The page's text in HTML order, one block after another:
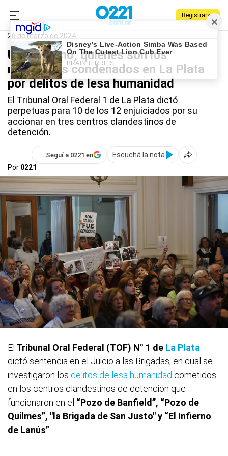
Registrarse
0221.com.ar
La Plata
26 de marzo de 2024
Uno por uno, quiénes son los
represores condenados en La Plata
por delitos de lesa humanidad
El Tribunal Oral Federal 1 de La Plata dictó
perpetuas para 10 de los 12 enjuiciados por su
accionar en tres centros clandestinos de
detención.
Seguí a 0221 en
Escuchá la nota
Por 0221
El Tribunal Oral Federal (TOF) N° 1 de La Plata
dictó sentencia en el Juicio a las Brigadas, en cual se
investigaron los delitos de lesa humanidad cometidos
en los centros clandestinos de detención que
funcionaron en el “Pozo de Banfield”, “Pozo de
Quilmes”, "la Brigada de San Justo" y “El Infierno
de Lanús”